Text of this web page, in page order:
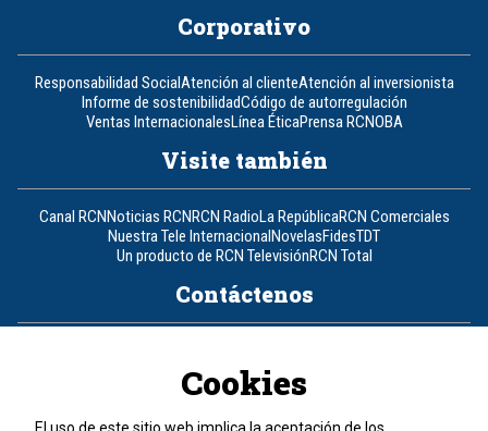
Corporativo
Responsabilidad SocialAtención al clienteAtención al inversionista
Informe de sostenibilidadCódigo de autorregulación
Ventas InternacionalesLínea ÉticaPrensa RCNOBA
Visite también
Canal RCNNoticias RCNRCN RadioLa RepúblicaRCN Comerciales
Nuestra Tele InternacionalNovelasFidesTDT
Un producto de RCN TelevisiónRCN Total
Contáctenos
Política de cookies
Cookies